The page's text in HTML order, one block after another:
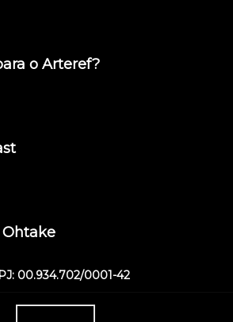
o Arteref?
00.934.702/0001-42